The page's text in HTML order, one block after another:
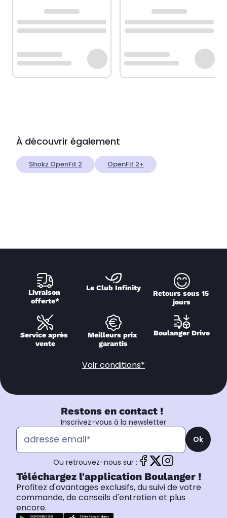
À découvrir également
Shokz OpenFit 2 OpenFit 2+
Livraison
offerte*
Le Club Infinity
Retours sous 15
jours
Service après
vente
Meilleurs prix
garantis
Boulanger Drive
Voir conditions*
Restons en contact !
Inscrivez-vous à la newsletter
Ok
Ou retrouvez-nous sur :
Téléchargez l'application Boulanger !
Profitez d'avantages exclusifs, du suivi de votre
commande, de conseils d'entretien et plus
encore.